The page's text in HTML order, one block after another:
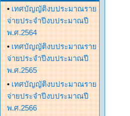
• เทศบัญญัติงบประมาณราย
จ่ายประจำปีงบประมาณปี
พ.ศ.2564
• เทศบัญญัติงบประมาณราย
จ่ายประจำปีงบประมาณปี
พ.ศ.2565
• เทศบัญญัติงบประมาณราย
จ่ายประจำปีงบประมาณปี
พ.ศ.2566